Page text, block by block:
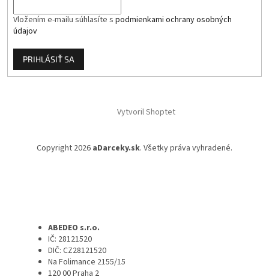
Vložením e-mailu súhlasíte s podmienkami ochrany osobných
údajov
PRIHLÁSIŤ SA
Vytvoril Shoptet
Copyright 2026 aDarceky.sk. Všetky práva vyhradené.
ABEDEO s.r.o.
IČ: 28121520
DIČ: CZ28121520
Na Folimance 2155/15
120 00 Praha 2